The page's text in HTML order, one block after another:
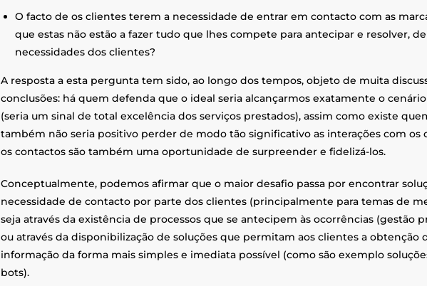
O facto de os clientes terem a necessidade de entrar em contacto com as
que estas não estão a fazer tudo que lhes compete para antecipar e resolver,
necessidades dos clientes?
A resposta a esta pergunta tem sido, ao longo dos tempos, objeto de muita
conclusões: há quem defenda que o ideal seria alcançarmos exatamente o
(seria um sinal de total excelência dos serviços prestados), assim como existe
também não seria positivo perder de modo tão significativo as interações com os
os contactos são também uma oportunidade de surpreender e fidelizá-los.
Conceptualmente, podemos afirmar que o maior desafio passa por encontrar
necessidade de contacto por parte dos clientes (principalmente para temas de
seja através da existência de processos que se antecipem às ocorrências (gestão
ou através da disponibilização de soluções que permitam aos clientes a obtenção
informação da forma mais simples e imediata possível (como são exemplo
bots).